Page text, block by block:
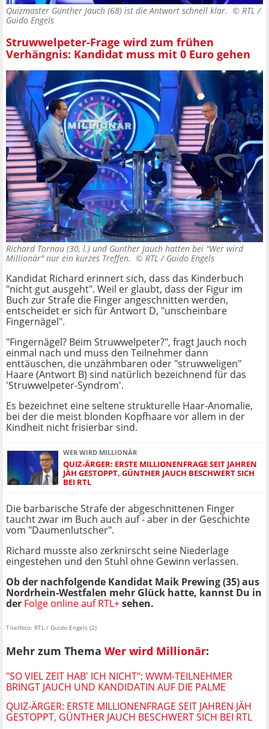
Quizmaster Günther Jauch (68) ist die Antwort schnell klar. © RTL /
Guido Engels
Struwwelpeter-Frage wird zum frühen
Verhängnis: Kandidat muss mit 0 Euro gehen
Richard Tornau (30, l.) und Günther Jauch hatten bei "Wer wird
Millionär" nur ein kurzes Treffen. © RTL / Guido Engels
Kandidat Richard erinnert sich, dass das Kinderbuch
"nicht gut ausgeht". Weil er glaubt, dass der Figur im
Buch zur Strafe die Finger angeschnitten werden,
entscheidet er sich für Antwort D, "unscheinbare
Fingernägel".
"Fingernägel? Beim Struwwelpeter?", fragt Jauch noch
einmal nach und muss den Teilnehmer dann
enttäuschen, die unzähmbaren oder "struwweligen"
Haare (Antwort B) sind natürlich bezeichnend für das
'Struwwelpeter-Syndrom'.
Es bezeichnet eine seltene strukturelle Haar-Anomalie,
bei der die meist blonden Kopfhaare vor allem in der
Kindheit nicht frisierbar sind.
WER WIRD MILLIONÄR
QUIZ-ÄRGER: ERSTE MILLIONENFRAGE SEIT JAHREN
JÄH GESTOPPT, GÜNTHER JAUCH BESCHWERT SICH
BEI RTL
Die barbarische Strafe der abgeschnittenen Finger
taucht zwar im Buch auch auf - aber in der Geschichte
vom "Daumenlutscher".
Richard musste also zerknirscht seine Niederlage
eingestehen und den Stuhl ohne Gewinn verlassen.
Ob der nachfolgende Kandidat Maik Prewing (35) aus
Nordrhein-Westfalen mehr Glück hatte, kannst Du in
der Folge online auf RTL+sehen.
Titelfoto: RTL / Guido Engels (2)
Mehr zum Thema Wer wird Millionär:
"SO VIEL ZEIT HAB' ICH NICHT": WWM-TEILNEHMER
BRINGT JAUCH UND KANDIDATIN AUF DIE PALME
QUIZ-ÄRGER: ERSTE MILLIONENFRAGE SEIT JAHREN JÄH
GESTOPPT, GÜNTHER JAUCH BESCHWERT SICH BEI RTL